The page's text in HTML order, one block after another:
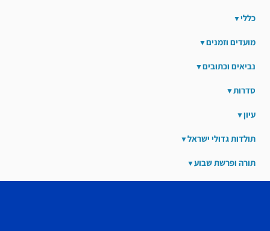
כללי
מועדים וזמנים
נביאים וכתובים
סדרות
עיון
תולדות גדולי ישראל
תורה ופרשת שבוע